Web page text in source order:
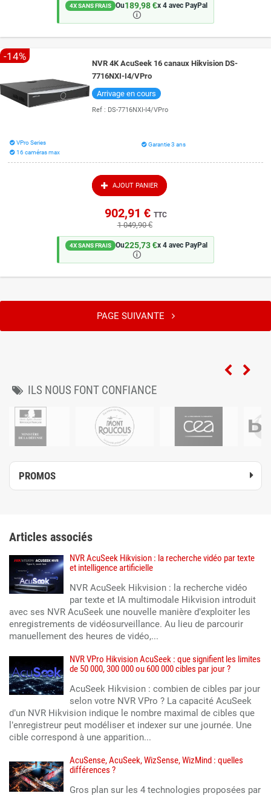
4X SANS FRAIS Ou189,98 €x 4 avec PayPal
🛈
-14%
NVR 4K AcuSeek 16 canaux Hikvision DS-
7716NXI-I4/VPro
Arrivage en cours
Ref : DS-7716NXI-I4/VPro
VPro Series
16 caméras max
Garantie 3 ans
AJOUT PANIER
902,91 € TTC
1 049,90 €
4X SANS FRAIS Ou225,73 €x 4 avec PayPal
🛈
PAGE SUIVANTE
ILS NOUS FONT CONFIANCE
PROMOS
Articles associés
NVR AcuSeek Hikvision : la recherche vidéo par texte
et intelligence artificielle
NVR AcuSeek Hikvision : la recherche vidéo
par texte et IA multimodale Hikvision introduit
avec ses NVR AcuSeek une nouvelle manière d’exploiter les
enregistrements de vidéosurveillance. Au lieu de parcourir
manuellement des heures de vidéo,...
NVR VPro Hikvision AcuSeek : que signifient les limites
de 50 000, 300 000 ou 600 000 cibles par jour ?
AcuSeek Hikvision : combien de cibles par jour
selon votre NVR VPro ? La capacité AcuSeek
d’un NVR Hikvision indique le nombre maximal de cibles que
l’enregistreur peut modéliser et indexer sur une journée. Une
cible correspond à une apparition...
AcuSense, AcuSeek, WizSense, WizMind : quelles
différences ?
Gros plan sur les 4 technologies proposées par